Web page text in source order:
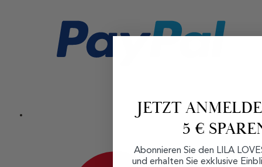
JETZT
5 €
Abonnieren Sie den LILA
und erhalten Sie exklusive